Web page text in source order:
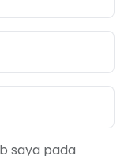
saya pada